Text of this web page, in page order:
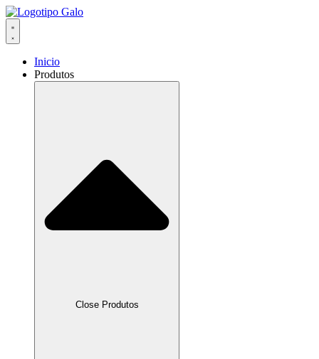
Inicio
Produtos
Close Produtos